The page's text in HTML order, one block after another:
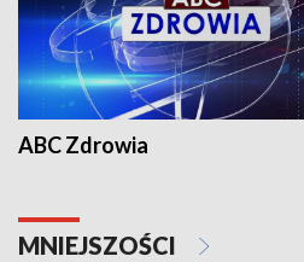
ABC Zdrowia
MNIEJSZOŚCI